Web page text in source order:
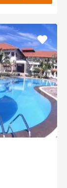
Pridať
do